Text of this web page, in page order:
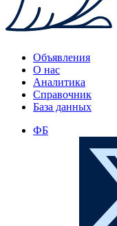
Объявления
О нас
Аналитика
Справочник
База данных
ФБ